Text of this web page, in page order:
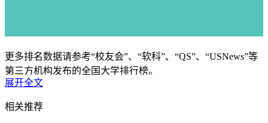
更多排名数据请参考“校友会”、“软科”、“QS”、“USNews”等
第三方机构发布的全国大学排行榜。
展开全文
相关推荐